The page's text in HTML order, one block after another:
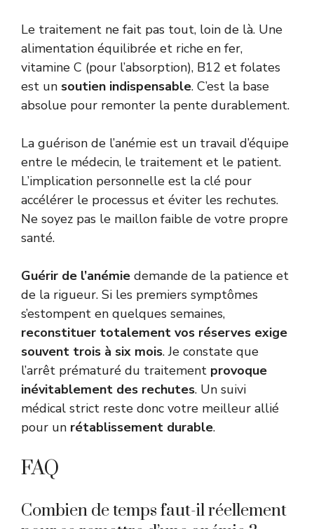
Le traitement ne fait pas tout, loin de là. Une
alimentation équilibrée et riche en fer,
vitamine C (pour l’absorption), B12 et folates
est un soutien indispensable. C’est la base
absolue pour remonter la pente durablement.
La guérison de l’anémie est un travail d’équipe
entre le médecin, le traitement et le patient.
L’implication personnelle est la clé pour
accélérer le processus et éviter les rechutes.
Ne soyez pas le maillon faible de votre propre
santé.
Guérir de l’anémie demande de la patience et
de la rigueur. Si les premiers symptômes
s’estompent en quelques semaines,
reconstituer totalement vos réserves exige
souvent trois à six mois. Je constate que
l’arrêt prématuré du traitement provoque
inévitablement des rechutes. Un suivi
médical strict reste donc votre meilleur allié
pour un rétablissement durable.
FAQ
Combien de temps faut-il réellement